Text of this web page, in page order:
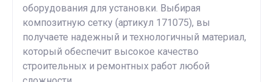
оборудования для установки. Выбирая
композитную сетку (артикул 171075), вы
получаете надежный и технологичный материал,
который обеспечит высокое качество
строительных и ремонтных работ любой